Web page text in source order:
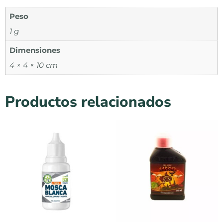
Peso
1 g
Dimensiones
4 × 4 × 10 cm
Productos relacionados